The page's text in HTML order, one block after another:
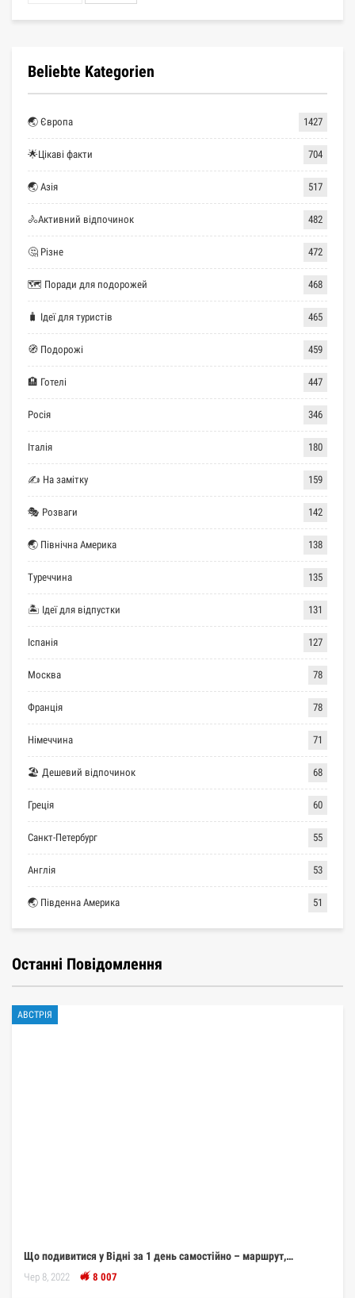
Beliebte Kategorien
🌏 Європа 1427
🌟Цікаві факти 704
🌏 Азія 517
🚴Активний відпочинок 482
🤔 Різне 472
🗺 Поради для подорожей 468
🧳 Ідеї для туристів 465
🧭 Подорожі 459
🏨 Готелі 447
Росія 346
Італія 180
✍ На замітку 159
🎭 Розваги 142
🌏 Північна Америка 138
Туреччина 135
🏝 Ідеї для відпустки 131
Іспанія 127
Москва 78
Франція 78
Німеччина 71
🏖 Дешевий відпочинок 68
Греція 60
Санкт-Петербург 55
Англія 53
🌏 Південна Америка 51
Останні Повідомлення
АВСТРІЯ
Що подивитися у Відні за 1 день самостійно – маршрут,…
Чер 8, 2022 8 007